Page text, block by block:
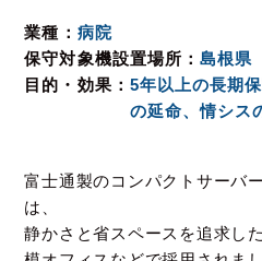
業種
病院
保守対象機設置場所
島根県
目的・効果
5年以上の長期
の延命、情シス
富士通製のコンパクトサーバ
は、
静かさと省スペースを追求し